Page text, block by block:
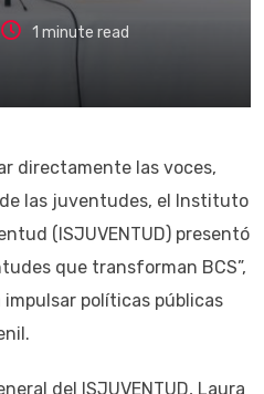
1 minute read
directamente las voces,
las juventudes, el Instituto
(ISJUVENTUD) presentó
que transforman BCS”,
políticas públicas
del ISJUVENTUD, Laura